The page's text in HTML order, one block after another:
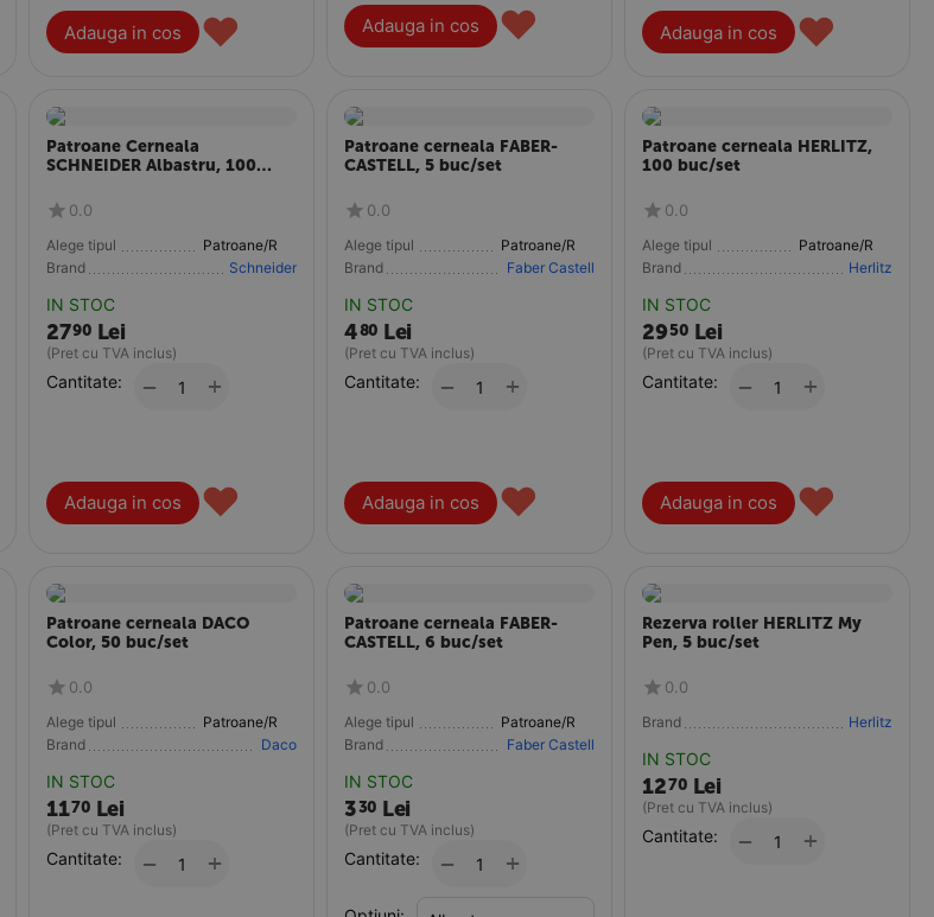
Adauga in cos ♥ Adauga in cos ♥ Adauga in cos ♥
Patroane Cerneala
SCHNEIDER Albastru, 100
0.0
Alege tipul
Brand
Schneider
IN STOC
2790 Lei
(Pret cu TVA inclus)
Cantitate: +
−
Adauga in cos ♥
Patroane cerneala FABER-
CASTELL, 5 buc/set
0.0
Alege tipul
Brand
Faber Castell
IN STOC
480 Lei
(Pret cu TVA inclus)
Cantitate: +
−
Adauga in cos ♥
Patroane cerneala HERLITZ,
100 buc/set
0.0
Alege tipul
Brand
Herlitz
IN STOC
2950 Lei
(Pret cu TVA inclus)
Cantitate: +
−
Adauga in cos ♥
Patroane cerneala DACO
Color, 50 buc/set
0.0
Alege tipul
Brand
Daco
IN STOC
1170 Lei
(Pret cu TVA inclus)
Cantitate: +
−
Patroane cerneala FABER-
CASTELL, 6 buc/set
0.0
Alege tipul
Brand
Faber Castell
IN STOC
330 Lei
(Pret cu TVA inclus)
Cantitate: +
−
Rezerva roller HERLITZ My
Pen, 5 buc/set
0.0
Brand Herlitz
IN STOC
1270 Lei
(Pret cu TVA inclus)
Cantitate: +
−